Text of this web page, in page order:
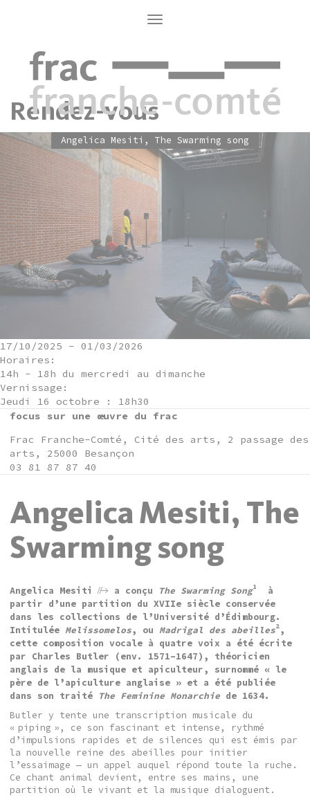
Toggle
navigation
17/10/2025 - 01/03/2026
Horaires:
14h - 18h du mercredi au dimanche
Vernissage:
Jeudi 16 octobre : 18h30
focus sur une œuvre du frac
Frac Franche-Comté, Cité des arts, 2 passage des
arts, 25000 Besançon
03 81 87 87 40
Angelica Mesiti, The
Swarming song
Angelica Mesiti a conçu The Swarming Song1
à
partir d’une partition du XVIIe siècle conservée
dans les collections de l’Université d’Édimbourg.
Intitulée Melissomelos, ou Madrigal des abeilles2 ,
cette composition vocale à quatre voix a été écrite
par Charles Butler (env. 1571–1647), théoricien
anglais de la musique et apiculteur, surnommé « le
père de l’apiculture anglaise » et a été publiée
dans son traité The Feminine Monarchie de 1634.
Butler y tente une transcription musicale du
« piping », ce son fascinant et intense, rythmé
d’impulsions rapides et de silences qui est émis par
la nouvelle reine des abeilles pour initier
l’essaimage — un appel auquel répond toute la ruche.
Ce chant animal devient, entre ses mains, une
partition où le vivant et la musique dialoguent.
Rendez-vous
Angelica Mesiti, The Swarming song